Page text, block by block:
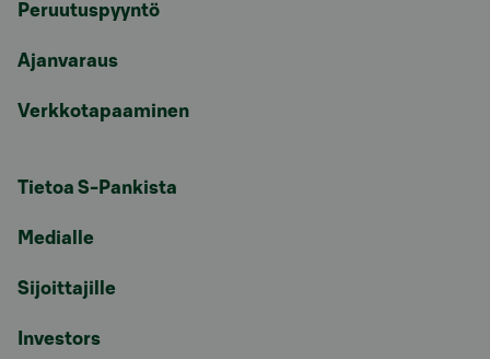
Peruutuspyyntö
Ajanvaraus
Verkkotapaaminen
Tietoa S-Pankista
Medialle
Sijoittajille
Investors